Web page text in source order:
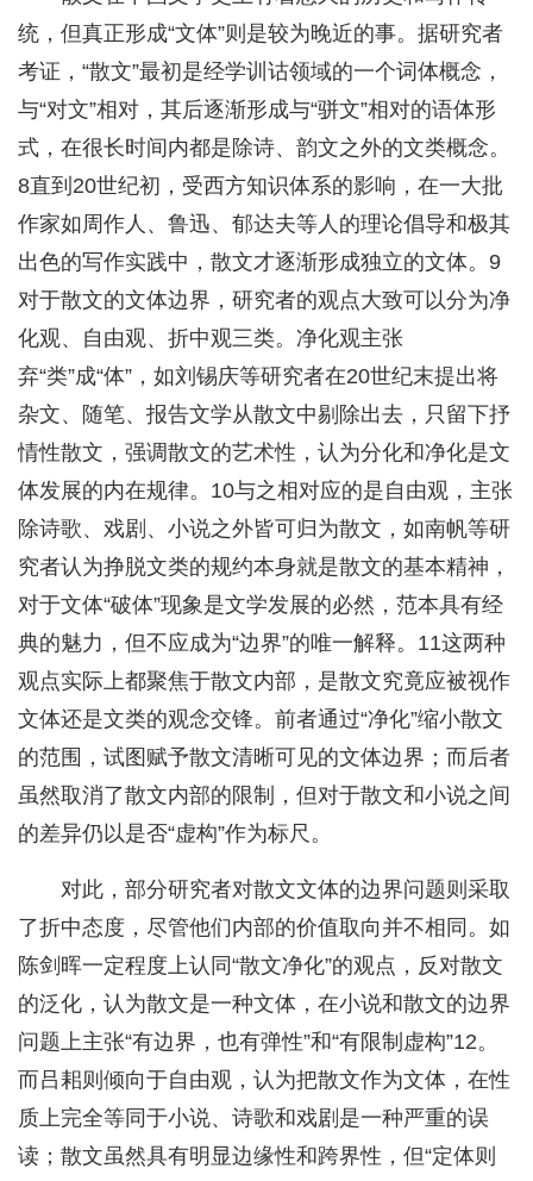
统，但真正形成“文体”则是较为晚近的事。据研究者
考证，“散文”最初是经学训诂领域的一个词体概念，
与“对文”相对，其后逐渐形成与“骈文”相对的语体形
式，在很长时间内都是除诗、韵文之外的文类概念。
8直到20世纪初，受西方知识体系的影响，在一大批
作家如周作人、鲁迅、郁达夫等人的理论倡导和极其
出色的写作实践中，散文才逐渐形成独立的文体。9
对于散文的文体边界，研究者的观点大致可以分为净
化观、自由观、折中观三类。净化观主张
弃“类”成“体”，如刘锡庆等研究者在20世纪末提出将
杂文、随笔、报告文学从散文中剔除出去，只留下抒
情性散文，强调散文的艺术性，认为分化和净化是文
体发展的内在规律。10与之相对应的是自由观，主张
除诗歌、戏剧、小说之外皆可归为散文，如南帆等研
究者认为挣脱文类的规约本身就是散文的基本精神，
对于文体“破体”现象是文学发展的必然，范本具有经
典的魅力，但不应成为“边界”的唯一解释。11这两种
观点实际上都聚焦于散文内部，是散文究竟应被视作
文体还是文类的观念交锋。前者通过“净化”缩小散文
的范围，试图赋予散文清晰可见的文体边界；而后者
虽然取消了散文内部的限制，但对于散文和小说之间
的差异仍以是否“虚构”作为标尺。
对此，部分研究者对散文文体的边界问题则采取
了折中态度，尽管他们内部的价值取向并不相同。如
陈剑晖一定程度上认同“散文净化”的观点，反对散文
的泛化，认为散文是一种文体，在小说和散文的边界
问题上主张“有边界，也有弹性”和“有限制虚构”12。
而吕耜则倾向于自由观，认为把散文作为文体，在性
质上完全等同于小说、诗歌和戏剧是一种严重的误
读；散文虽然具有明显边缘性和跨界性，但“定体则